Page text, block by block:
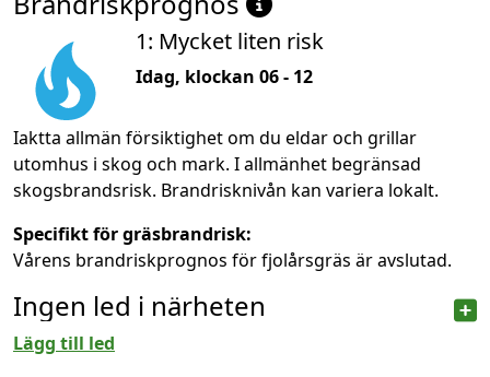
1: Mycket liten risk
Idag, klockan 06 - 12
Iaktta allmän försiktighet om du eldar och grillar
utomhus i skog och mark. I allmänhet begränsad
skogsbrandsrisk. Brandrisknivån kan variera lokalt.
Specifikt för gräsbrandrisk:
Vårens brandriskprognos för fjolårsgräs är avslutad.
Ingen led i närheten
Lägg till led